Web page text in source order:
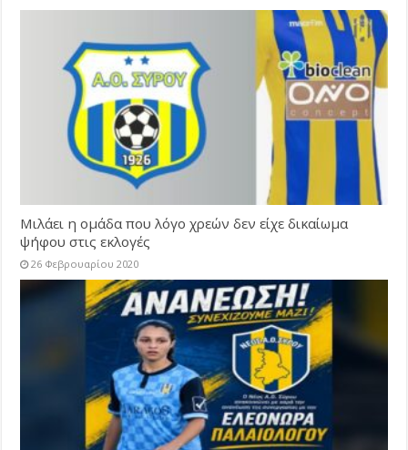
Μιλάει η ομάδα που λόγο χρεών δεν είχε δικαίωμα
ψήφου στις εκλογές
26 Φεβρουαρίου 2020